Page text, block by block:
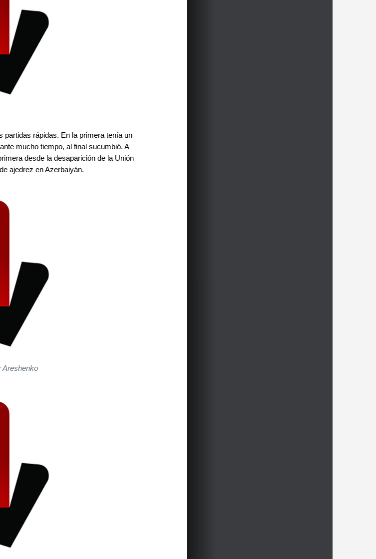
partidas rápidas. En la primera tenía un
mucho tiempo, al final sucumbió. A
desde la desaparición de la Unión
ajedrez en Azerbaiyán.
Areshenko